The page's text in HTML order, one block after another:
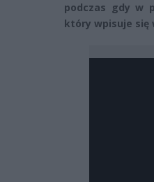
podczas gdy w
który wpisuje się